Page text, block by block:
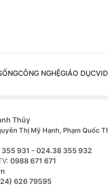
CÔNG NGHỆGIÁO DỤC
Thủy
Thị Mỹ Hạnh, Phạm Quốc
931 - 024.38 355 932
0988 671 671
626 79595